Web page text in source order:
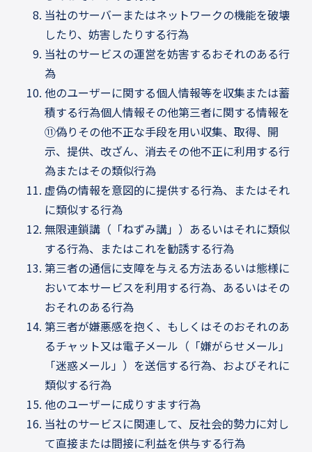
当社のサーバーまたはネットワークの機能を破壊
したり、妨害したりする行為
当社のサービスの運営を妨害するおそれのある行
為
他のユーザーに関する個人情報等を収集または蓄
積する行為個人情報その他第三者に関する情報を
⑪偽りその他不正な手段を用い収集、取得、開
示、提供、改ざん、消去その他不正に利用する行
為またはその類似行為
虚偽の情報を意図的に提供する行為、またはそれ
に類似する行為
無限連鎖講（「ねずみ講」）あるいはそれに類似
する行為、またはこれを勧誘する行為
第三者の通信に支障を与える方法あるいは態様に
おいて本サービスを利用する行為、あるいはその
おそれのある行為
第三者が嫌悪感を抱く、もしくはそのおそれのあ
るチャット又は電子メール（「嫌がらせメール」
「迷惑メール」）を送信する行為、およびそれに
類似する行為
他のユーザーに成りすます行為
当社のサービスに関連して、反社会的勢力に対し
て直接または間接に利益を供与する行為